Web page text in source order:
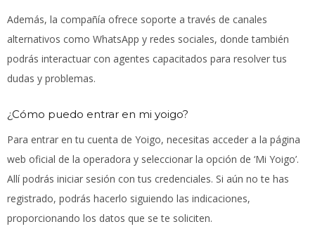
Además, la compañía ofrece soporte a través de canales
alternativos como WhatsApp y redes sociales, donde también
podrás interactuar con agentes capacitados para resolver tus
dudas y problemas.
¿Cómo puedo entrar en mi yoigo?
Para entrar en tu cuenta de Yoigo, necesitas acceder a la página
web oficial de la operadora y seleccionar la opción de ‘Mi Yoigo’.
Allí podrás iniciar sesión con tus credenciales. Si aún no te has
registrado, podrás hacerlo siguiendo las indicaciones,
proporcionando los datos que se te soliciten.